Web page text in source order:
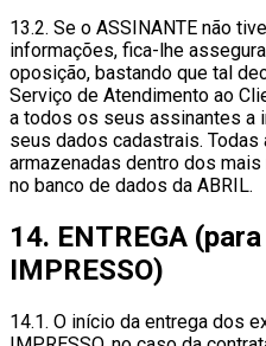
13.2. Se o ASSINANTE não
informações, fica-lhe
oposição, bastando que tal
Serviço de Atendimento ao
a todos os seus assinantes a
seus dados cadastrais.
armazenadas dentro dos
no banco de dados da ABRIL.
14. ENTREGA
IMPRESSO)
14.1. O início da entrega dos